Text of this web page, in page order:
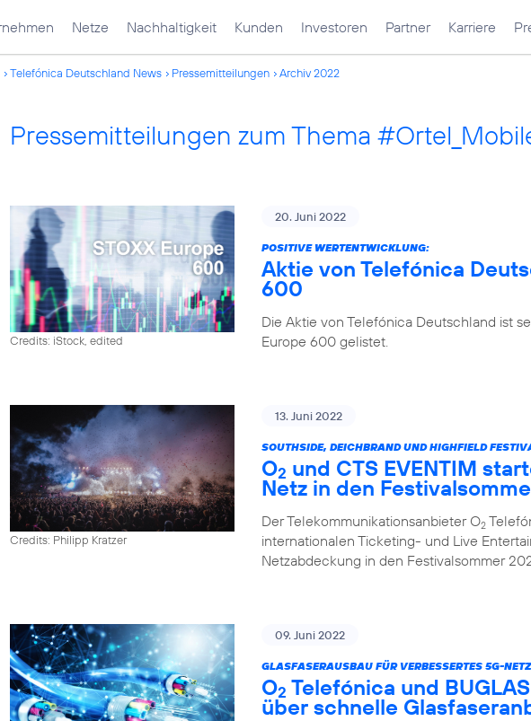
Netze Nachhaltigkeit Kunden Investoren Partner Karriere
Telefónica Deutschland News Pressemitteilungen Archiv 2022
Pressemitteilungen zum Thema
Credits: iStock, edited
20. Juni 2022
POSITIVE WERTENTWICKLUNG:
Aktie von Telefónica
600
Die Aktie von Telefónica Deutschland ist
Europe 600 gelistet.
Credits: Philipp Kratzer
13. Juni 2022
SOUTHSIDE, DEICHBRAND UND HIGHFIELD
O2 und CTS EVENTIM
Netz in den
Der Telekommunikationsanbieter O2
internationalen Ticketing- und Live
Netzabdeckung in den Festivalsommer
09. Juni 2022
GLASFASERAUSBAU FÜR VERBESSERTES 5G-
O2 Telefónica und
über schnelle